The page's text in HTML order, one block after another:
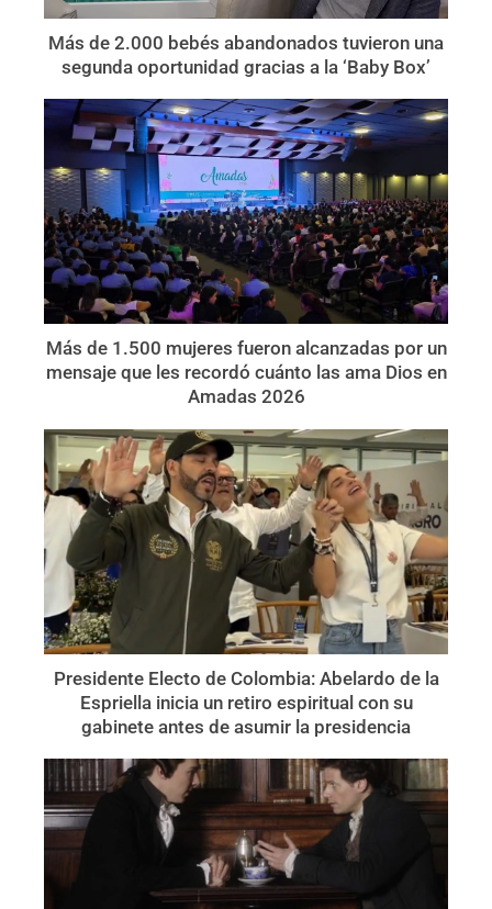
Más de 2.000 bebés abandonados tuvieron una
segunda oportunidad gracias a la ‘Baby Box’
Más de 1.500 mujeres fueron alcanzadas por un
mensaje que les recordó cuánto las ama Dios en
Amadas 2026
Presidente Electo de Colombia: Abelardo de la
Espriella inicia un retiro espiritual con su
gabinete antes de asumir la presidencia